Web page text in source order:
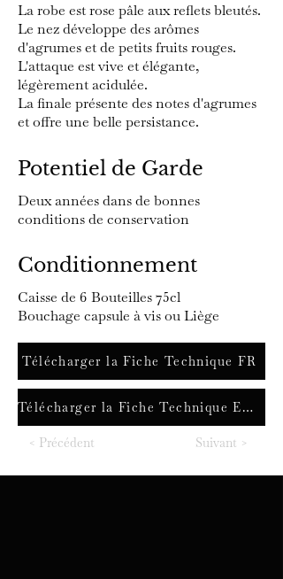
La robe est rose pâle aux reflets bleutés.
Le nez développe des arômes
d'agrumes et de petits fruits rouges.
L'attaque est vive et élégante,
légèrement acidulée.
La finale présente des notes d'agrumes
et offre une belle persistance.
Potentiel de Garde
Deux années dans de bonnes
conditions de conservation
Conditionnement
Caisse de 6 Bouteilles 75cl
Bouchage capsule à vis ou Liège
Télécharger la Fiche Technique FR
Télécharger la Fiche Technique ENG
< Précédent Suivant >